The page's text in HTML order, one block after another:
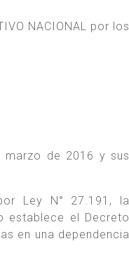
NACIONAL por los
de 2016 y sus
Ley N° 27.191, la
establece el Decreto
en una dependencia